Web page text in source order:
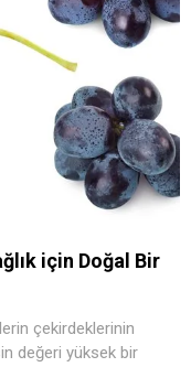
için Doğal Bir
çekirdeklerinin
değeri yüksek bir